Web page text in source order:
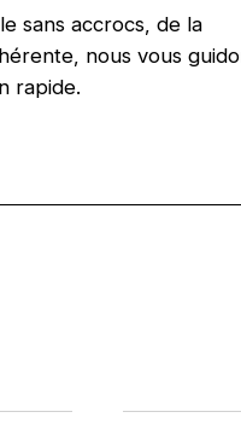
sans accrocs, de la
nous vous
rapide.